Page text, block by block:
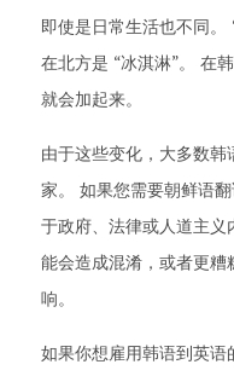
即使是日常生活也不同。
在北方是 “冰淇淋”。 在
就会加起来。
由于这些变化，大多数
家。 如果您需要朝鲜语
于政府、法律或人道主
能会造成混淆，或者更
响。
如果你想雇用韩语到英